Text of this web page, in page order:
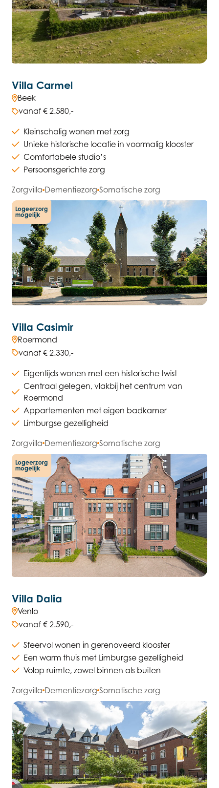
Villa Carmel
Beek
vanaf € 2.580,-
Kleinschalig wonen met zorg
Unieke historische locatie in voormalig klooster
Comfortabele studio’s
Persoonsgerichte zorg
Zorgvilla Dementiezorg Somatische zorg
Logeerzorg
mogelijk
Villa Casimir
Roermond
vanaf € 2.330,-
Eigentijds wonen met een historische twist
Centraal gelegen, vlakbij het centrum van
Roermond
Appartementen met eigen badkamer
Limburgse gezelligheid
Zorgvilla Dementiezorg Somatische zorg
Logeerzorg
mogelijk
Villa Dalia
Venlo
vanaf € 2.590,-
Sfeervol wonen in gerenoveerd klooster
Een warm thuis met Limburgse gezelligheid
Volop ruimte, zowel binnen als buiten
Zorgvilla Dementiezorg Somatische zorg